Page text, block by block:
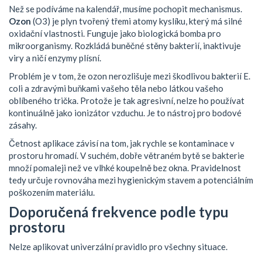
Než se podíváme na kalendář, musíme pochopit mechanismus.
Ozon (O3) jeplyn tvořený třemi atomy kyslíku, který má silné
oxidační vlastnosti. Funguje jako biologická bomba pro
mikroorganismy. Rozkládá buněčné stěny bakterií, inaktivuje
viry a ničí enzymy plísní.
Problém je v tom, že ozon nerozlišuje mezi škodlivou bakterií E.
coli a zdravými buňkami vašeho těla nebo látkou vašeho
oblíbeného trička. Protože je tak agresivní, nelze ho používat
kontinuálně jako ionizátor vzduchu. Je to nástroj pro bodové
zásahy.
Četnost aplikace závisí na tom, jak rychle se kontaminace v
prostoru hromadí. V suchém, dobře větraném bytě se bakterie
množí pomaleji než ve vlhké koupelně bez okna. Pravidelnost
tedy určuje rovnováha mezi hygienickým stavem a potenciálním
poškozením materiálu.
Doporučená frekvence podle typu
prostoru
Nelze aplikovat univerzální pravidlo pro všechny situace.